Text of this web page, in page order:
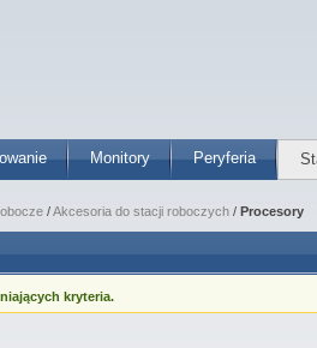
Monitory Peryferia
/Akcesoria do stacji roboczych / Procesory
kryteria.